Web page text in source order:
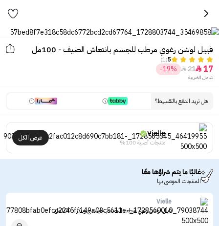
فييل لوشن رغوي مرطب للجسم بانتعاش الصيف - 100مل
5
(1)
17

21

-19%
شامل الضريبة
هل تريد الدفع بالتقسيط؟
Vielle
منتجات أصلية 100%
عرض الكل
غالبًا ما يتم شراؤها معًا
المنتجات الموصى بها
Vielle
فييل لوشن رغوي مرطب للجسم جايدندج ويندز - 100مل